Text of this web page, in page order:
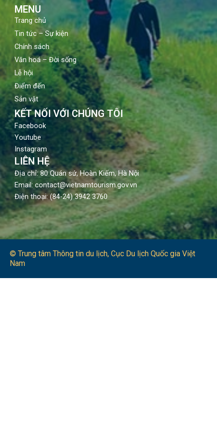
MENU
Trang chủ
Tin tức – Sự kiện
Chính sách
Văn hoá – Đời sống
Lễ hội
Điểm đến
Sản vật
KẾT NỐI VỚI CHÚNG TÔI
Facebook
Youtube
Instagram
LIÊN HỆ
Địa chỉ: 80 Quán sứ, Hoàn Kiếm, Hà Nội
Email: contact@vietnamtourism.gov.vn
Điện thoại: (84-24) 3942 3760
© Trung tâm Thông tin du lịch​, Cục Du lịch Quốc gia Việt
Nam